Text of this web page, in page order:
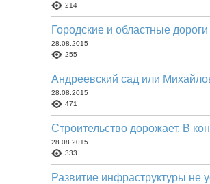
214
Городские и областные
28.08.2015
255
Андреевский сад или
28.08.2015
471
Строительство дорожает. В
28.08.2015
333
Развитие инфраструктуры не